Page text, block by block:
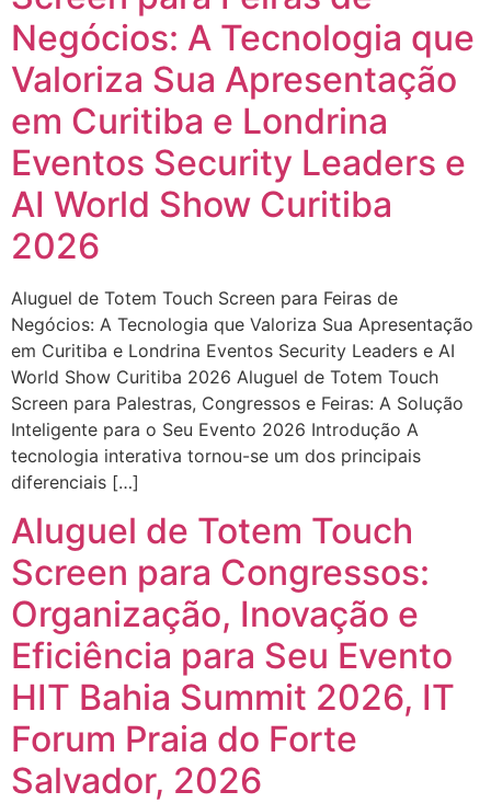
Negócios: A Tecnologia que
Valoriza Sua Apresentação
em Curitiba e Londrina
Eventos Security Leaders e
AI World Show Curitiba
2026
Aluguel de Totem Touch Screen para Feiras de
Negócios: A Tecnologia que Valoriza Sua Apresentação
em Curitiba e Londrina Eventos Security Leaders e AI
World Show Curitiba 2026 Aluguel de Totem Touch
Screen para Palestras, Congressos e Feiras: A Solução
Inteligente para o Seu Evento 2026 Introdução A
tecnologia interativa tornou-se um dos principais
diferenciais […]
Aluguel de Totem Touch
Screen para Congressos:
Organização, Inovação e
Eficiência para Seu Evento
HIT Bahia Summit 2026, IT
Forum Praia do Forte
Salvador, 2026